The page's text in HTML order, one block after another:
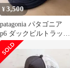
¥3,500
patagonia パタゴニア
p6 ダックビルトラッカ
ーハット